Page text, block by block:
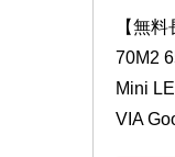
【無
70M2
Mini
VIA